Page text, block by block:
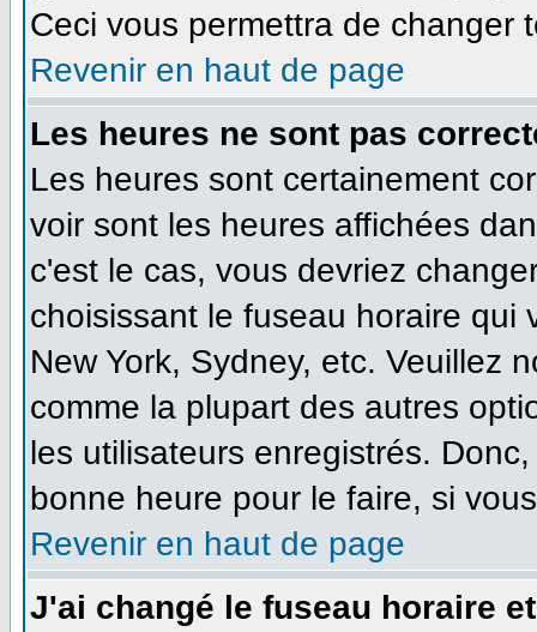
Ceci vous permettra de changer
Revenir en haut de page
Les heures ne sont pas
Les heures sont certainement
voir sont les heures affichées
c'est le cas, vous devriez
choisissant le fuseau horaire qui
New York, Sydney, etc. Veuillez
comme la plupart des autres
les utilisateurs enregistrés.
bonne heure pour le faire, si
Revenir en haut de page
J'ai changé le fuseau horaire